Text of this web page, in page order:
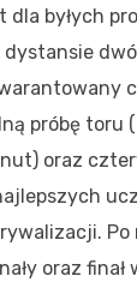
dla byłych
próbę toru
oraz
oraz